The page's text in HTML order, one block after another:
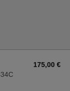
175,00 €